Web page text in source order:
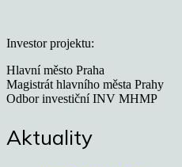
Investor projektu:
Hlavní město Praha
Magistrát hlavního města Prahy
Odbor investiční INV MHMP
Aktuality